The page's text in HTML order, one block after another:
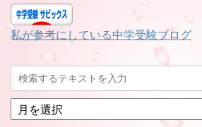
私が参考にしている中学受験ブログ
月
別